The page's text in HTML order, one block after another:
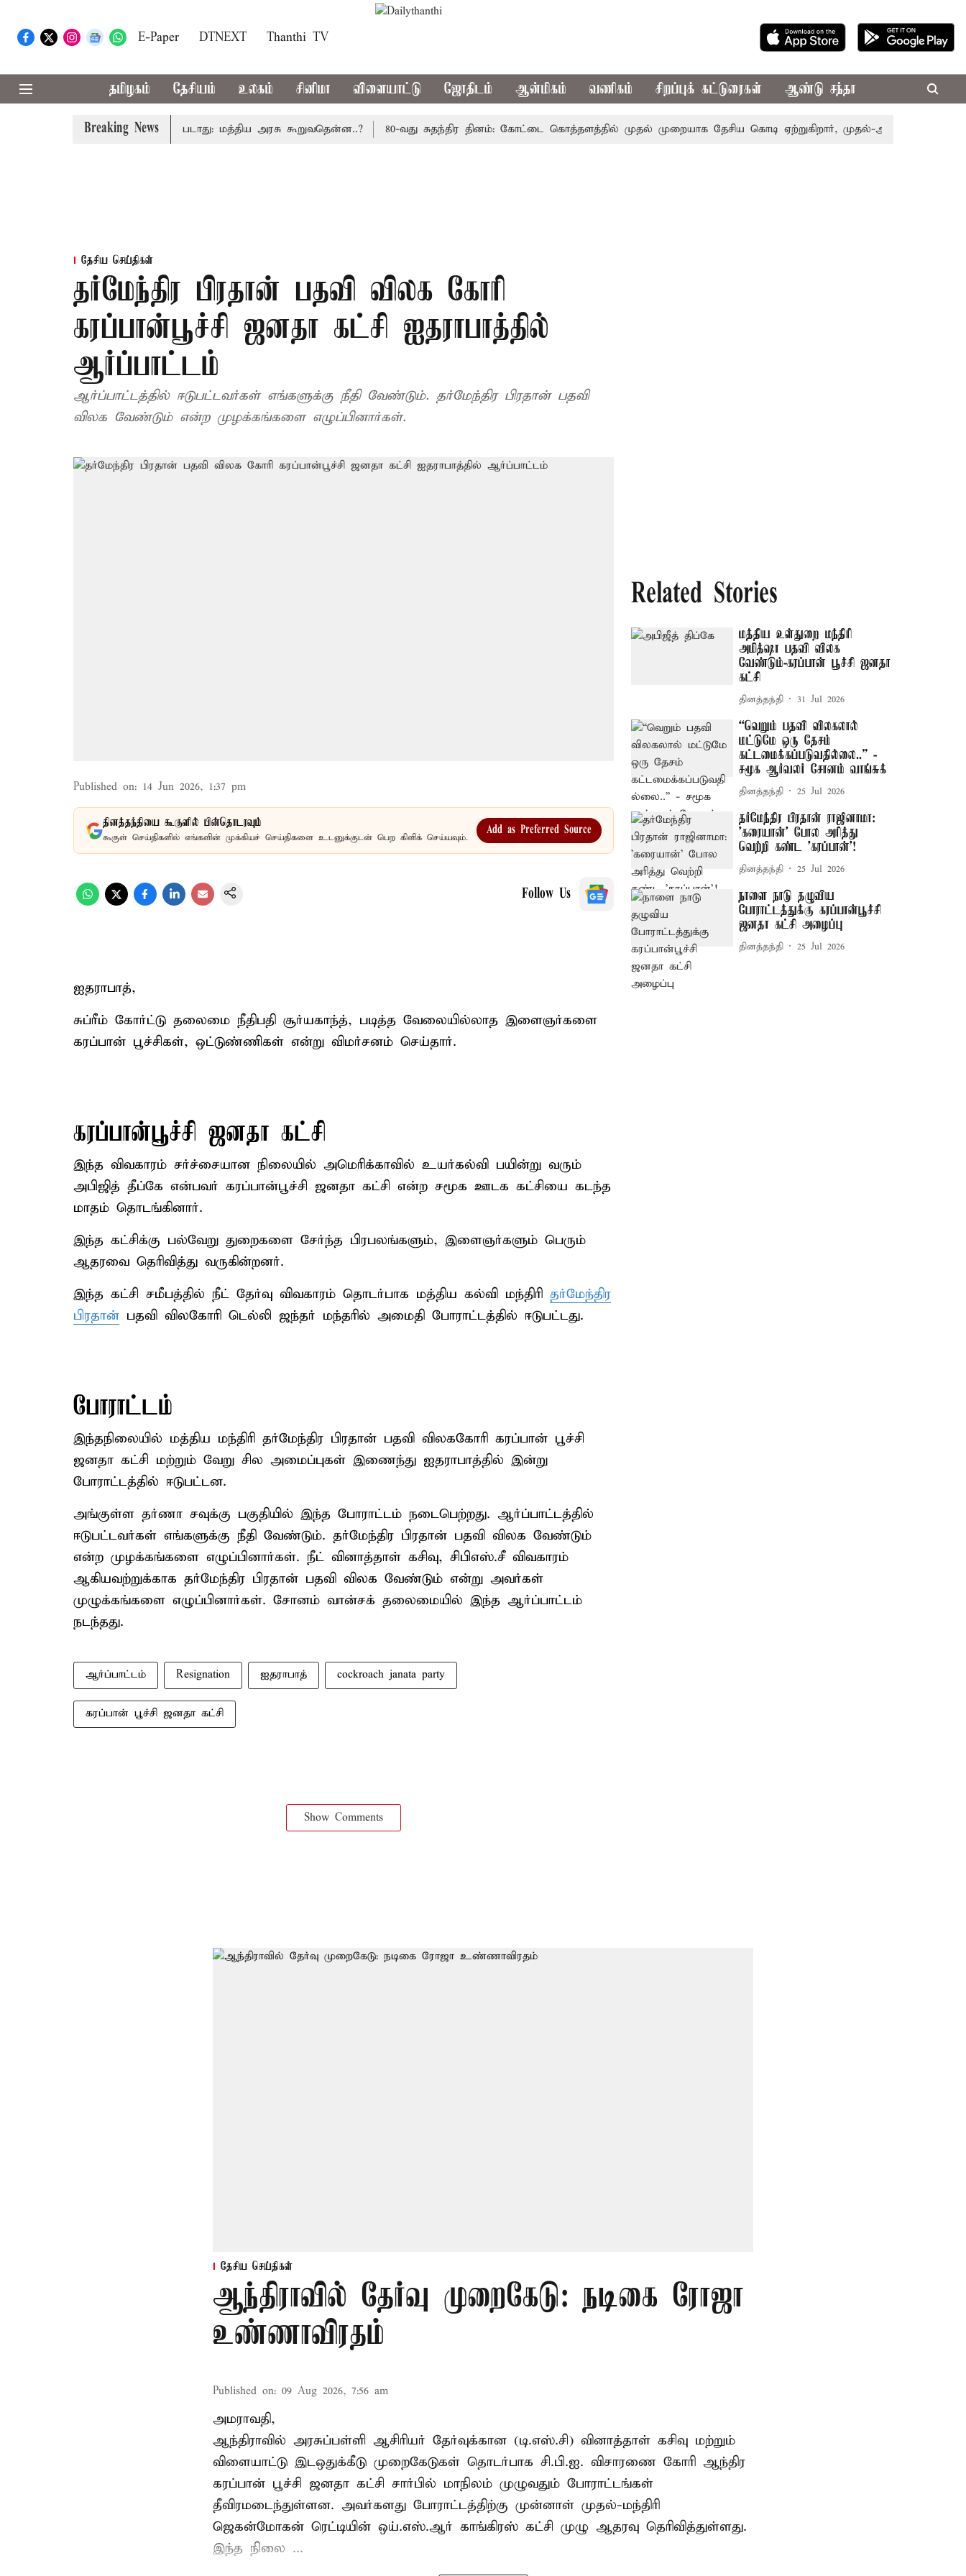
E-Paper DTNEXT Thanthi TV
தமிழகம் தேசியம் உலகம் சினிமா விளையாட்டு ஜோதிடம் ஆன்மிகம் வணிகம் சிறப்புக் கட்டுரைகள் ஆண்டு சந்தா
Breaking News
கட்டணம் வசூலிக்கப்படாது: மத்திய அரசு கூறுவதென்ன..? 80-வது சுதந்திர தினம்: கோட்டை கொத்தளத்தில் முதல் முறையாக தேசிய கொடி ஏற்றுகிறார், முதல்-அமைச்சர் விஜய்!
தேசிய செய்திகள்
தர்மேந்திர பிரதான் பதவி விலக கோரி
கரப்பான்பூச்சி ஜனதா கட்சி ஐதராபாத்தில்
ஆர்ப்பாட்டம்
ஆர்ப்பாட்டத்தில் ஈடுபட்டவர்கள் எங்களுக்கு நீதி வேண்டும். தர்மேந்திர பிரதான் பதவி
விலக வேண்டும் என்ற முழக்கங்களை எழுப்பினார்கள்.
Published on: 14 Jun 2026, 1:37 pm
தினத்தந்தியை கூகுளில் பின்தொடரவும்
கூகுள் செய்திகளில் எங்களின் முக்கியச் செய்திகளை உடனுக்குடன் பெற கிளிக் செய்யவும்.
Add as Preferred Source
Follow Us
ஐதராபாத்,
சுப்ரீம் கோர்ட்டு தலைமை நீதிபதி சூர்யகாந்த், படித்த வேலையில்லாத இளைஞர்களை
கரப்பான் பூச்சிகள், ஒட்டுண்ணிகள் என்று விமர்சனம் செய்தார்.
கரப்பான்பூச்சி ஜனதா கட்சி
இந்த விவகாரம் சர்ச்சையான நிலையில் அமெரிக்காவில் உயர்கல்வி பயின்று வரும்
அபிஜித் தீப்கே என்பவர் கரப்பான்பூச்சி ஜனதா கட்சி என்ற சமூக ஊடக கட்சியை கடந்த
மாதம் தொடங்கினார்.
இந்த கட்சிக்கு பல்வேறு துறைகளை சேர்ந்த பிரபலங்களும், இளைஞர்களும் பெரும்
ஆதரவை தெரிவித்து வருகின்றனர்.
இந்த கட்சி சமீபத்தில் நீட் தேர்வு விவகாரம் தொடர்பாக மத்திய கல்வி மந்திரி தர்மேந்திர
பிரதான் பதவி விலகோரி டெல்லி ஜந்தர் மந்தரில் அமைதி போராட்டத்தில் ஈடுபட்டது.
போராட்டம்
இந்தநிலையில் மத்திய மந்திரி தர்மேந்திர பிரதான் பதவி விலககோரி கரப்பான் பூச்சி
ஜனதா கட்சி மற்றும் வேறு சில அமைப்புகள் இணைந்து ஐதராபாத்தில் இன்று
போராட்டத்தில் ஈடுபட்டன.
அங்குள்ள தர்ணா சவுக்கு பகுதியில் இந்த போராட்டம் நடைபெற்றது. ஆர்ப்பாட்டத்தில்
ஈடுபட்டவர்கள் எங்களுக்கு நீதி வேண்டும். தர்மேந்திர பிரதான் பதவி விலக வேண்டும்
என்ற முழக்கங்களை எழுப்பினார்கள். நீட் வினாத்தாள் கசிவு, சிபிஎஸ்.சீ விவகாரம்
ஆகியவற்றுக்காக தர்மேந்திர பிரதான் பதவி விலக வேண்டும் என்று அவர்கள்
முழுக்கங்களை எழுப்பினார்கள். சோனம் வான்சக் தலைமையில் இந்த ஆர்ப்பாட்டம்
நடந்தது.
ஆர்ப்பாட்டம் Resignation ஐதராபாத் cockroach janata party
கரப்பான் பூச்சி ஜனதா கட்சி
Show Comments
Related Stories
மத்திய உள்துறை மந்திரி
அமித்ஷா பதவி விலக
வேண்டும்-கரப்பான் பூச்சி ஜனதா
கட்சி
தினத்தந்தி 31 Jul 2026
“வெறும் பதவி விலகலால்
மட்டுமே ஒரு தேசம்
கட்டமைக்கப்படுவதில்லை..” -
சமூக ஆர்வலர் சோனம் வாங்சுக்
தினத்தந்தி 25 Jul 2026
தர்மேந்திர பிரதான் ராஜினாமா:
'கரையான்' போல அரித்து
வெற்றி கண்ட 'கரப்பான்'!
தினத்தந்தி 25 Jul 2026
நாளை நாடு தழுவிய
போராட்டத்துக்கு கரப்பான்பூச்சி
ஜனதா கட்சி அழைப்பு
தினத்தந்தி 25 Jul 2026
தேசிய செய்திகள்
ஆந்திராவில் தேர்வு முறைகேடு: நடிகை ரோஜா
உண்ணாவிரதம்
Published on: 09 Aug 2026, 7:56 am
அமராவதி,
ஆந்திராவில் அரசுப்பள்ளி ஆசிரியர் தேர்வுக்கான (டி.எஸ்.சி) வினாத்தாள் கசிவு மற்றும்
விளையாட்டு இடஒதுக்கீடு முறைகேடுகள் தொடர்பாக சி.பி.ஐ. விசாரணை கோரி ஆந்திர
கரப்பான் பூச்சி ஜனதா கட்சி சார்பில் மாநிலம் முழுவதும் போராட்டங்கள்
தீவிரமடைந்துள்ளன. அவர்களது போராட்டத்திற்கு முன்னாள் முதல்-மந்திரி
ஜெகன்மோகன் ரெட்டியின் ஒய்.எஸ்.ஆர் காங்கிரஸ் கட்சி முழு ஆதரவு தெரிவித்துள்ளது.
இந்த நிலை ...